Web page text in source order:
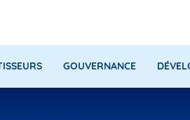
GOUVERNANCE